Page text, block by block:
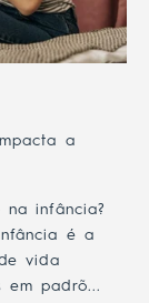
a
na infância?
é a
vida
em padrõ...